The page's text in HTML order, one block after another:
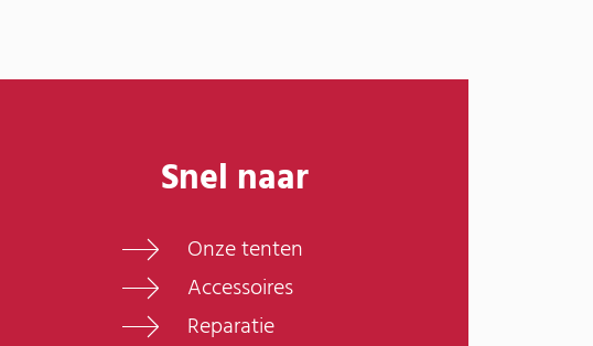
Snel naar
Onze tenten
Accessoires
Reparatie